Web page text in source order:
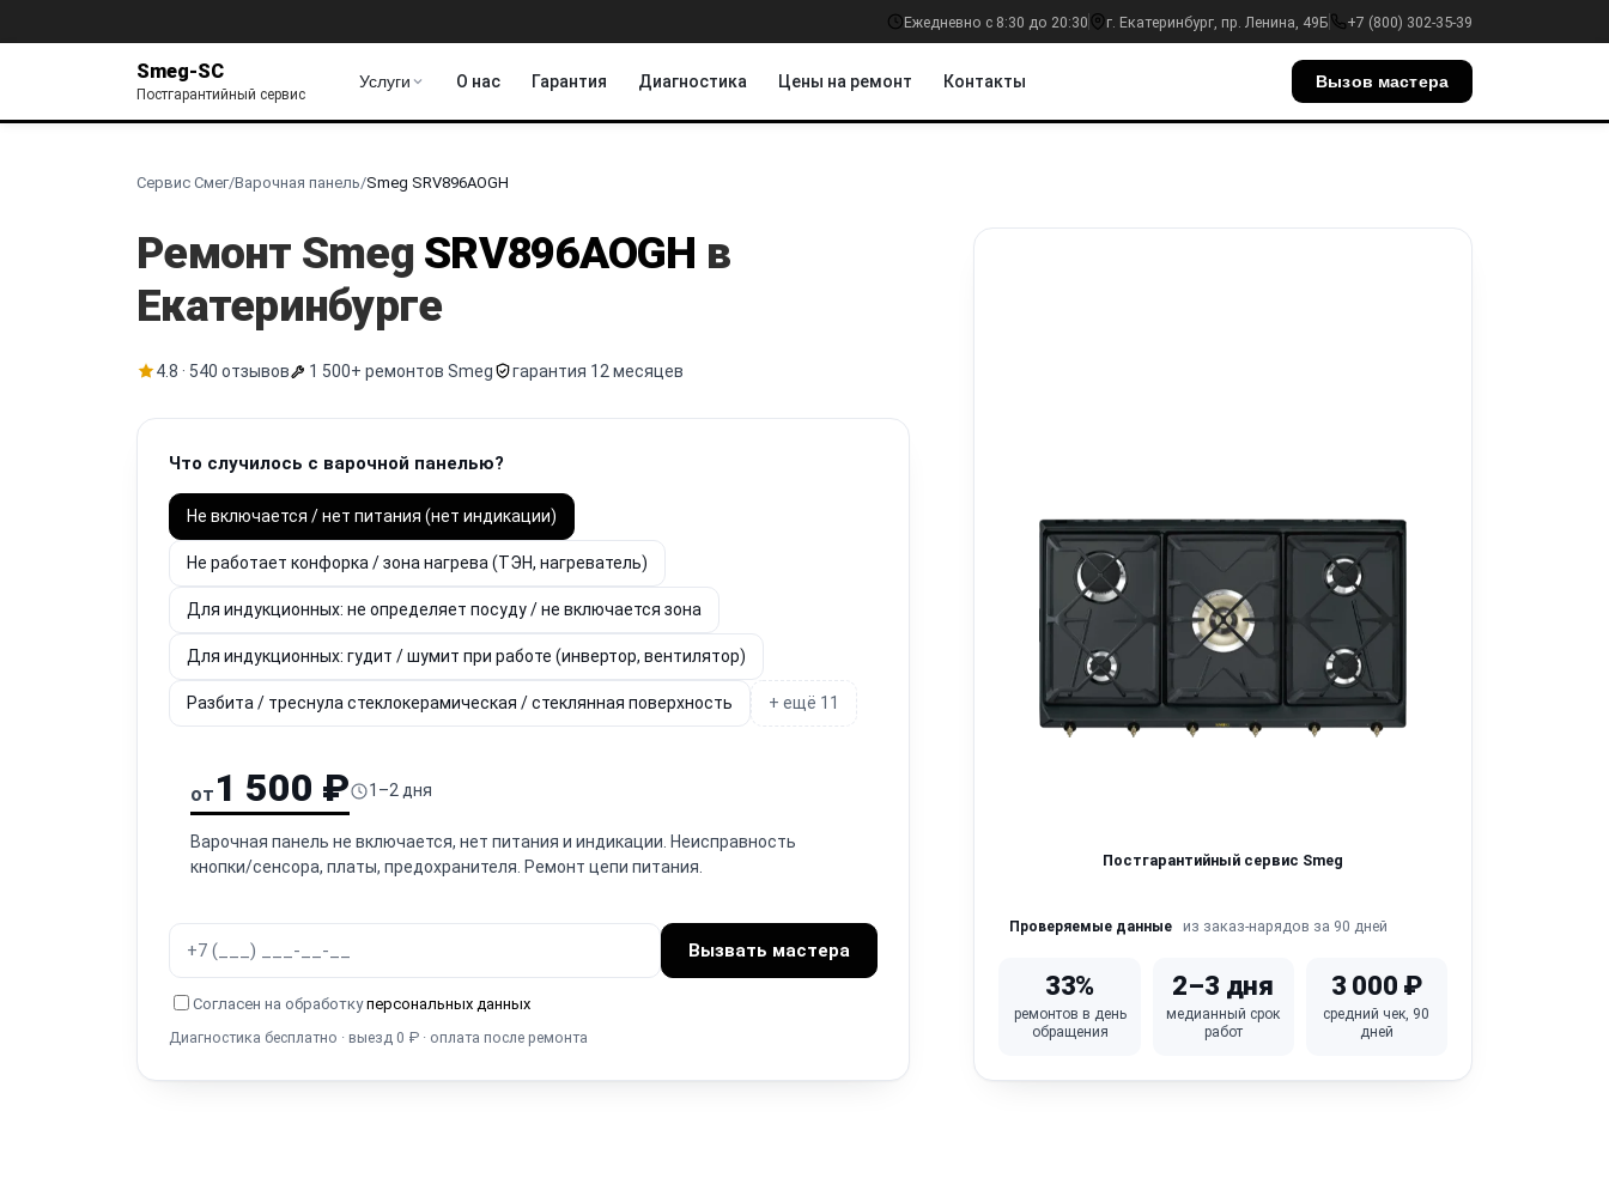
Ежедневно с 8:30 до 20:30 г. Екатеринбург, пр. Ленина, 49Б +7 (800) 302-35-39
Smeg-SC
Постгарантийный сервис
Услуги О нас Гарантия Диагностика Цены на ремонт Контакты Вызов мастера
Сервис Смег/Варочная панель/Smeg SRV896AOGH
Ремонт Smeg SRV896AOGH в
Екатеринбурге
4.8 · 540 отзывов 1 500+ ремонтов Smeg гарантия 12 месяцев
Что случилось с варочной панелью?
Не включается / нет питания (нет индикации)
Не работает конфорка / зона нагрева (ТЭН, нагреватель)
Для индукционных: не определяет посуду / не включается зона
Для индукционных: гудит / шумит при работе (инвертор, вентилятор)
Разбита / треснула стеклокерамическая / стеклянная поверхность + ещё 11
от 1 500 ₽ 1–2 дня
Варочная панель не включается, нет питания и индикации. Неисправность
кнопки/сенсора, платы, предохранителя. Ремонт цепи питания.
Вызвать мастера
Согласен на обработкуперсональных данных
Диагностика бесплатно · выезд 0 ₽ · оплата после ремонта
Постгарантийный сервис Smeg
Проверяемые данные из заказ-нарядов за 90 дней
33%
ремонтов в день
обращения
2–3 дня
медианный срок
работ
3 000 ₽
средний чек, 90
дней